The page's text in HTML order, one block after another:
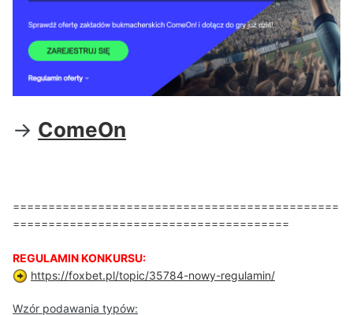
-> ComeOn
==============================================
=======================================
REGULAMIN KONKURSU:
https://foxbet.pl/topic/35784-nowy-regulamin/
Wzór podawania typów: